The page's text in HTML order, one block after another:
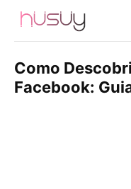
Como
Facebook: